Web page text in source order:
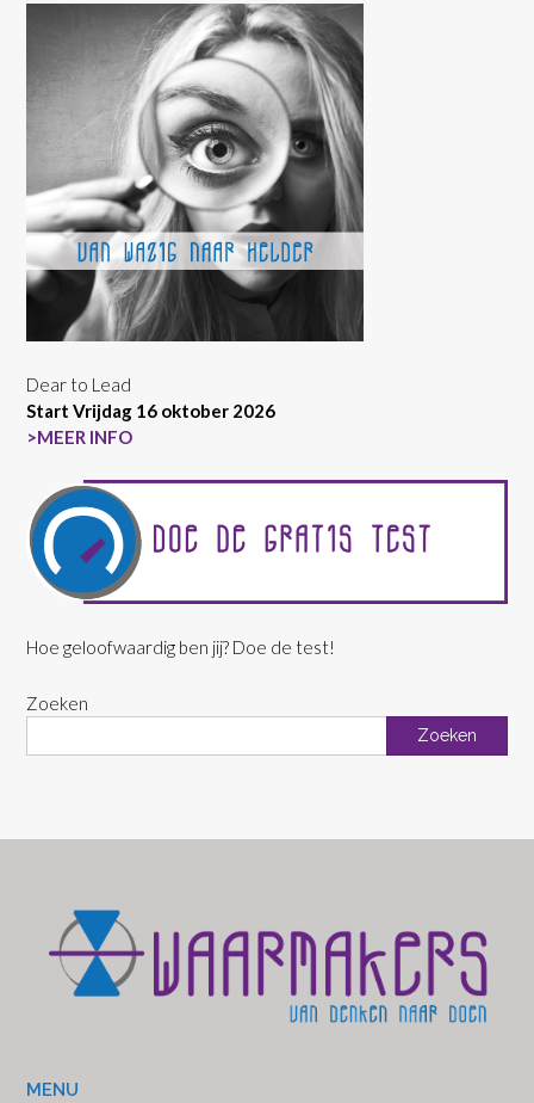
Dear to Lead
Start Vrijdag 16 oktober 2026
>MEER INFO
Hoe geloofwaardig ben jij? Doe de test!
Zoeken
Zoeken
MENU